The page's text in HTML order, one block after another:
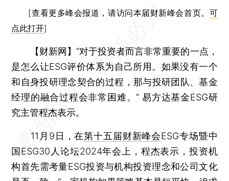
[查看更多峰会报道，请访问本届财新峰会首页。 可
点此打开]
【财新网】 “对于投资者而言非常重要的一点，
是怎么让ESG评价体系为自己所用。如果没有一个
和自身投研理念契合的过程，那与投研团队、基金
经理的融合过程会非常困难。” 易方达基金ESG研
究主管程杰表示。
11月9日，在第十五届财新峰会ESG专场暨中
国ESG30人论坛2024年会上，程杰表示，投资机
构首先需考量ESG投资与机构投资理念和公司文化